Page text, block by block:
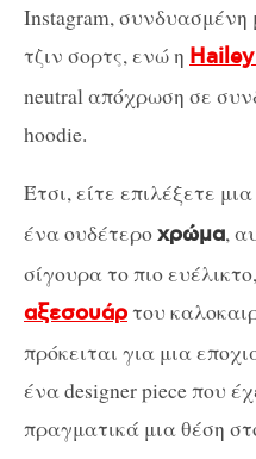
Instagram, συνδυασμένη
τζιν σορτς, ενώ η
neutral απόχρωση σε
hoodie.
Έτσι, είτε επιλέξετε μια
ένα ουδέτεροχρώμα,
σίγουρα το πιο
αξεσουάρτου
πρόκειται για μια
ένα designer piece που
πραγματικά μια θέση